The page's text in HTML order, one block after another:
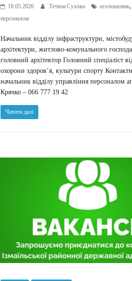
18.05.2026 Тетяна Сухова оголошення,
персоналом
Начальник відділу інфраструктури,
архітектури, житлово-комунального
головний архітектор Головний спеціаліст
охорони здоров’я, культури спорту
начальник відділу управління персоналом
Крячко – 066 777 19 42
Читати далі